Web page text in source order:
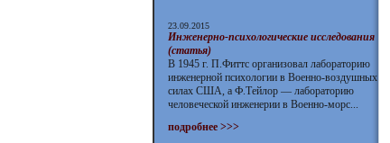
23.09.2015
Инженерно-психологические исследования
(статья)
В 1945 г. П.Фиттс организовал лабораторию
инженерной психологии в Военно-воздушных
силах США, а Ф.Тейлор — лабораторию
человеческой инженерии в Военно-морс...
подробнее >>>